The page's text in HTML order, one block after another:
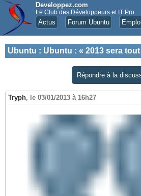
Developpez.com
Le Club des Développeurs et IT Pro
Actus Forum Ubuntu Emploi
Ubuntu : Ubuntu : « 2013 sera
Répondre à la
Tryph, le 03/01/2013 à 16h27